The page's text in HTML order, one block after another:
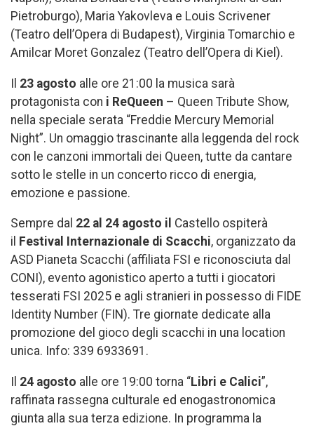
Pietroburgo), Maria Yakovleva e Louis Scrivener
(Teatro dell’Opera di Budapest), Virginia Tomarchio e
Amilcar Moret Gonzalez (Teatro dell’Opera di Kiel).
Il 23 agosto alle ore 21:00 la musica sarà
protagonista con i ReQueen – Queen Tribute Show,
nella speciale serata “Freddie Mercury Memorial
Night”. Un omaggio trascinante alla leggenda del rock
con le canzoni immortali dei Queen, tutte da cantare
sotto le stelle in un concerto ricco di energia,
emozione e passione.
Sempre dal 22 al 24 agosto il Castello ospiterà
il Festival Internazionale di Scacchi, organizzato da
ASD Pianeta Scacchi (affiliata FSI e riconosciuta dal
CONI), evento agonistico aperto a tutti i giocatori
tesserati FSI 2025 e agli stranieri in possesso di FIDE
Identity Number (FIN). Tre giornate dedicate alla
promozione del gioco degli scacchi in una location
unica. Info: 339 6933691.
Il 24 agosto alle ore 19:00 torna “Libri e Calici”,
raffinata rassegna culturale ed enogastronomica
giunta alla sua terza edizione. In programma la